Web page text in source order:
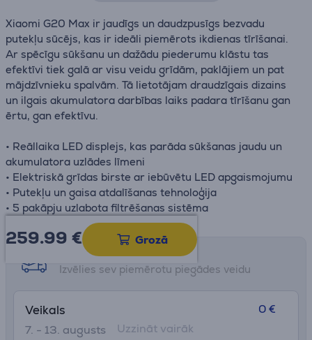
Xiaomi G20 Max ir jaudīgs un daudzpusīgs bezvadu
putekļu sūcējs, kas ir ideāli piemērots ikdienas tīrīšanai.
Ar spēcīgu sūkšanu un dažādu piederumu klāstu tas
efektīvi tiek galā ar visu veidu grīdām, paklājiem un pat
mājdzīvnieku spalvām. Tā lietotājam draudzīgais dizains
un ilgais akumulatora darbības laiks padara tīrīšanu gan
ērtu, gan efektīvu.
• Reāllaika LED displejs, kas parāda sūkšanas jaudu un
akumulatora uzlādes līmeni
• Elektriskā grīdas birste ar iebūvētu LED apgaismojumu
• Putekļu un gaisa atdalīšanas tehnoloģija
• 5 pakāpju uzlabota filtrēšanas sistēma
259.99 € Grozā
Saņemšanas iespējas
Izvēlies sev piemērotu piegādes veidu
Veikals
7. - 13. augusts
0 €
Uzzināt vairāk